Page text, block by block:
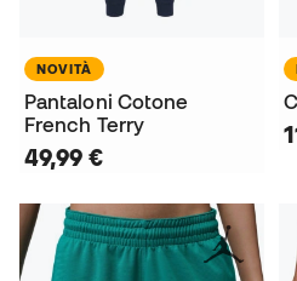
NOVITÀ
Pantaloni Cotone
French Terry
49,99 €